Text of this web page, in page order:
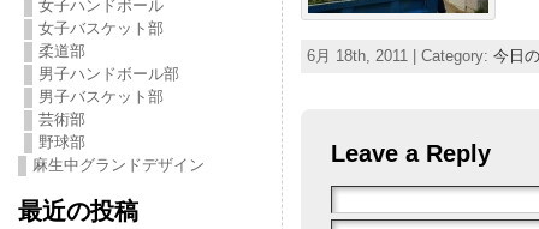
女子ハンドボール
女子バスケット部
柔道部
男子ハンドボール部
男子バスケット部
芸術部
野球部
麻生中グランドデザイン
最近の投稿
6月 18th, 2011 | Category: 今日
Leave a Reply